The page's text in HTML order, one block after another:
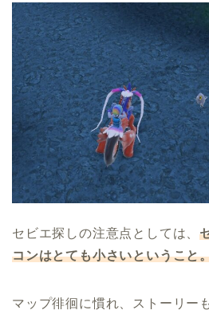
セビエ探しの注意点としては、
コンはとても小さいということ
マップ徘徊に慣れ、ストーリー